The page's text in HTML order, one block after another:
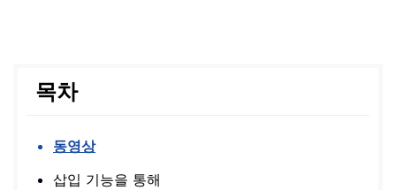
목차
동영상
삽입 기능을 통해